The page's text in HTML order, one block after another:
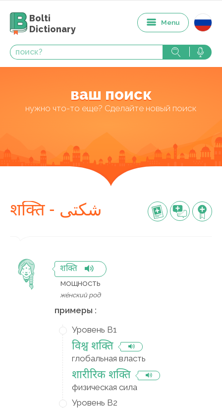
Bolti
Dictionary
Menu
ваш поиск
нужно что-то еще? Сделайте новый поиск
शक्ति - شکتی
शक्ति
мощность
же́нский род
примеры :
Уровень B1
विश्व शक्ति
глобальная власть
शारीरिक शक्ति
физическая сила
Уровень B2